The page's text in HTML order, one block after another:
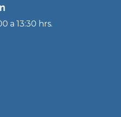
a 13:30 hrs.